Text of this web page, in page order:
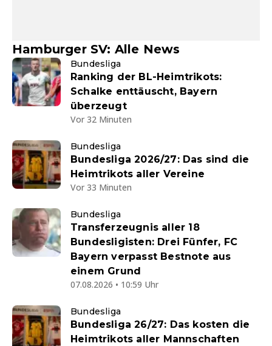
Hamburger SV: Alle News
Bundesliga
Ranking der BL-Heimtrikots:
Schalke enttäuscht, Bayern
überzeugt
Vor 32 Minuten
Bundesliga
Bundesliga 2026/27: Das sind die
Heimtrikots aller Vereine
Vor 33 Minuten
Bundesliga
Transferzeugnis aller 18
Bundesligisten: Drei Fünfer, FC
Bayern verpasst Bestnote aus
einem Grund
07.08.2026 • 10:59 Uhr
Bundesliga
Bundesliga 26/27: Das kosten die
Heimtrikots aller Mannschaften